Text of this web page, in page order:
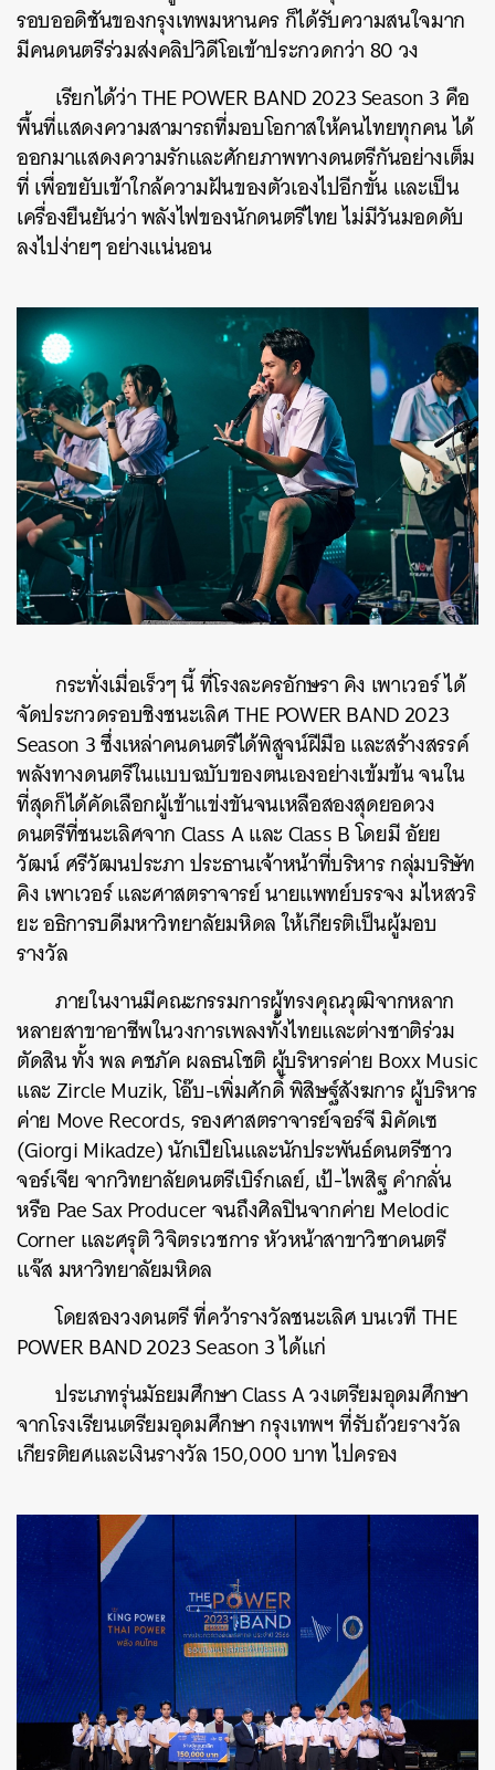
รอบออดิชันของกรุงเทพมหานคร ก็ได้รับความสนใจมาก
มีคนดนตรีร่วมส่งคลิปวิดีโอเข้าประกวดกว่า 80 วง
เรียกได้ว่า THE POWER BAND 2023 Season 3 คือ
พื้นที่แสดงความสามารถที่มอบโอกาสให้คนไทยทุกคน ได้
ออกมาแสดงความรักและศักยภาพทางดนตรีกันอย่างเต็ม
ที่ เพื่อขยับเข้าใกล้ความฝันของตัวเองไปอีกขั้น และเป็น
เครื่องยืนยันว่า พลังไฟของนักดนตรีไทย ไม่มีวันมอดดับ
ลงไปง่ายๆ อย่างแน่นอน
กระทั่งเมื่อเร็วๆ นี้ ที่โรงละครอักษรา คิง เพาเวอร์ ได้
จัดประกวดรอบชิงชนะเลิศ THE POWER BAND 2023
Season 3 ซึ่งเหล่าคนดนตรีได้พิสูจน์ฝีมือ และสร้างสรรค์
พลังทางดนตรีในแบบฉบับของตนเองอย่างเข้มข้น จนใน
ที่สุดก็ได้คัดเลือกผู้เข้าแข่งขันจนเหลือสองสุดยอดวง
ดนตรีที่ชนะเลิศจาก Class A และ Class B โดยมี อัยย
วัฒน์ ศรีวัฒนประภา ประธานเจ้าหน้าที่บริหาร กลุ่มบริษัท
คิง เพาเวอร์ และศาสตราจารย์ นายแพทย์บรรจง มไหสวริ
ยะ อธิการบดีมหาวิทยาลัยมหิดล ให้เกียรติเป็นผู้มอบ
รางวัล
ภายในงานมีคณะกรรมการผู้ทรงคุณวุฒิจากหลาก
หลายสาขาอาชีพในวงการเพลงทั้งไทยและต่างชาติร่วม
ตัดสิน ทั้ง พล คชภัค ผลธนโชติ ผู้บริหารค่าย Boxx Music
และ Zircle Muzik, โอ๊บ-เพิ่มศักดิ์ พิสิษฐ์สังฆการ ผู้บริหาร
ค่าย Move Records, รองศาสตราจารย์จอร์จี มิคัดเซ
(Giorgi Mikadze) นักเปียโนและนักประพันธ์ดนตรีชาว
จอร์เจีย จากวิทยาลัยดนตรีเบิร์กเลย์, เป้-ไพสิฐ คำกลั่น
หรือ Pae Sax Producer จนถึงศิลปินจากค่าย Melodic
Corner และศรุติ วิจิตรเวชการ หัวหน้าสาขาวิชาดนตรี
แจ๊ส มหาวิทยาลัยมหิดล
โดยสองวงดนตรี ที่คว้ารางวัลชนะเลิศ บนเวที THE
POWER BAND 2023 Season 3 ได้แก่
ประเภทรุ่นมัธยมศึกษา Class A วงเตรียมอุดมศึกษา
จากโรงเรียนเตรียมอุดมศึกษา กรุงเทพฯ ที่รับถ้วยรางวัล
เกียรติยศและเงินรางวัล 150,000 บาท ไปครอง